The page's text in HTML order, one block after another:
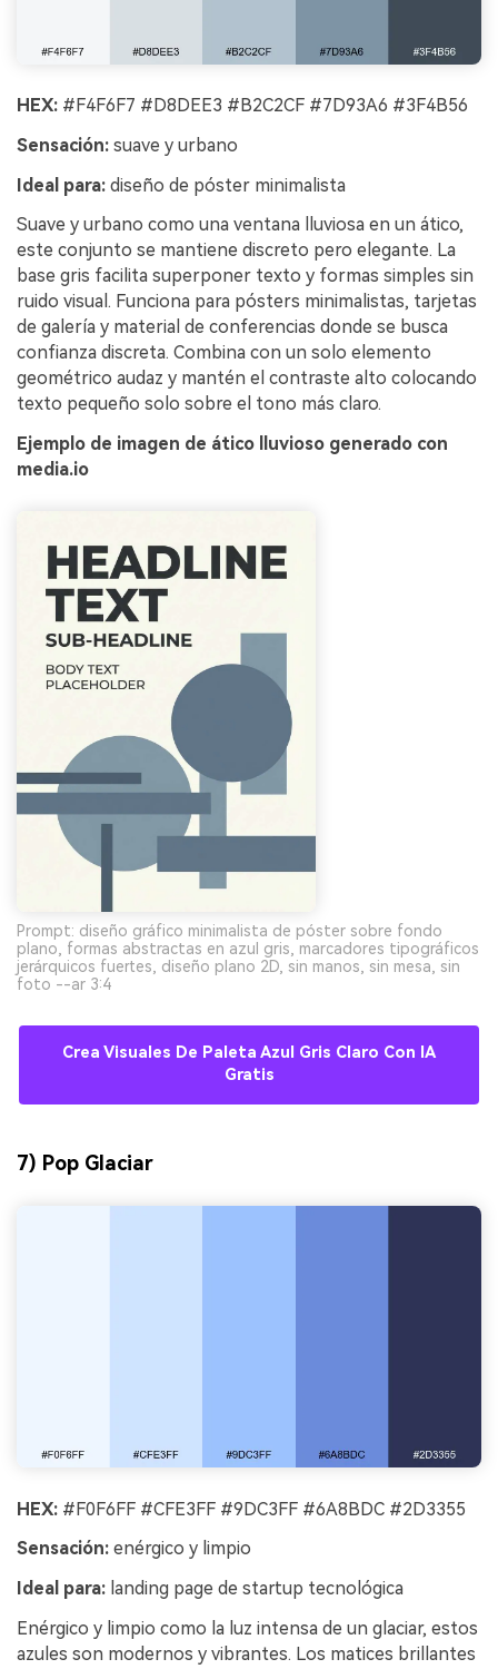
HEX: #F4F6F7 #D8DEE3 #B2C2CF #7D93A6 #3F4B56
Sensación: suave y urbano
Ideal para: diseño de póster minimalista
Suave y urbano como una ventana lluviosa en un ático,
este conjunto se mantiene discreto pero elegante. La
base gris facilita superponer texto y formas simples sin
ruido visual. Funciona para pósters minimalistas, tarjetas
de galería y material de conferencias donde se busca
confianza discreta. Combina con un solo elemento
geométrico audaz y mantén el contraste alto colocando
texto pequeño solo sobre el tono más claro.
Ejemplo de imagen de ático lluvioso generado con
media.io
Prompt: diseño gráfico minimalista de póster sobre fondo
plano, formas abstractas en azul gris, marcadores tipográficos
jerárquicos fuertes, diseño plano 2D, sin manos, sin mesa, sin
foto --ar 3:4
Crea Visuales De Paleta Azul Gris Claro Con IA
Gratis
7) Pop Glaciar
HEX: #F0F6FF #CFE3FF #9DC3FF #6A8BDC #2D3355
Sensación: enérgico y limpio
Ideal para: landing page de startup tecnológica
Enérgico y limpio como la luz intensa de un glaciar, estos
azules son modernos y vibrantes. Los matices brillantes